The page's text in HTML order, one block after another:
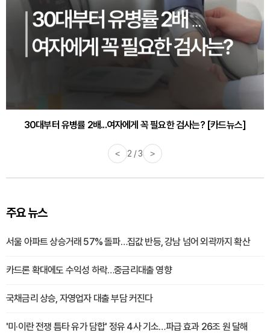
30대부터 유병률 2배...여자에게 꼭 필요한 검사는? [카드뉴스]
감기·독감 예방하고 면역력 높이는 4가지 영양제 [카드뉴스]
< 2 / 3 >
주요 뉴스
서울 아파트 상승거래 57% 돌파…집값 반등, 강남 넘어 외곽까지 확산
카드론 확대에도 수익성 하락…중금리대출 영향
국채금리 상승, 자영업자 대출 부담 커진다
'미·이란 전쟁 틈타 유가 담합' 정유 4사 기소…파급 효과 26조 원 달해